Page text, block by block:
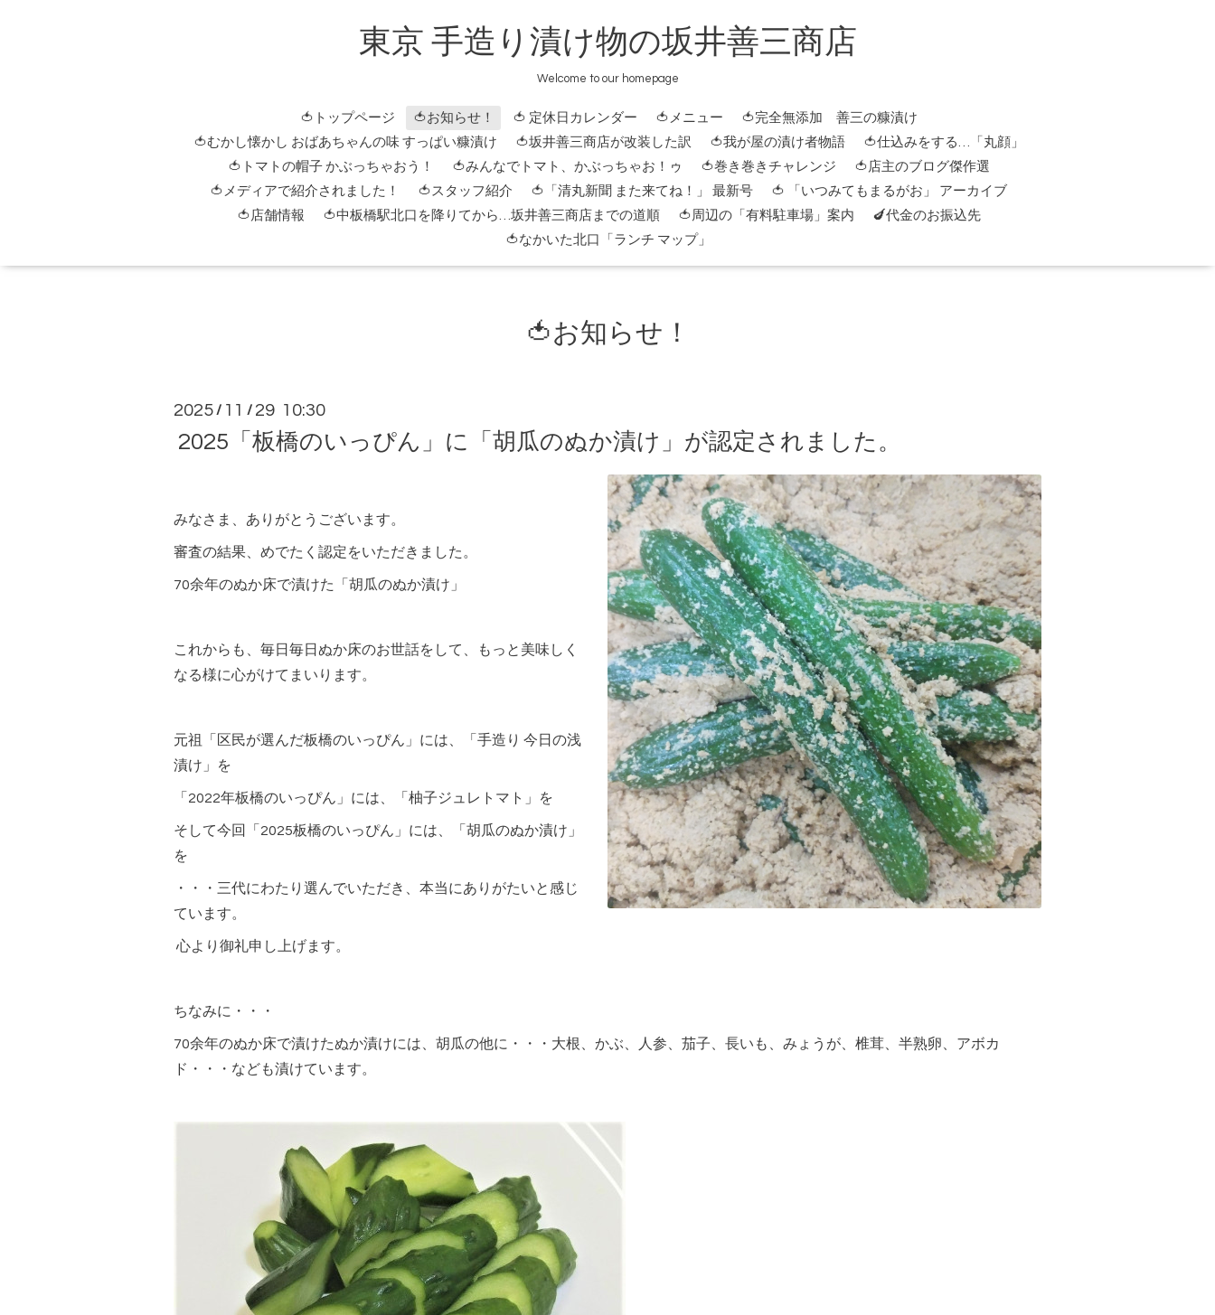
東京 手造り漬け物の坂井善三商店
Welcome to our homepage
🍅トップページ 🍅お知らせ！ 🍅 定休日カレンダー 🍅メニュー
🍅完全無添加 善三の糠漬け
🍅むかし懐かし おばあちゃんの味 すっぱい糠漬け
🍅坂井善三商店が改装した訳 🍅我が屋の漬け者物語
🍅仕込みをする…「丸顔」
🍅トマトの帽子 かぶっちゃおう！
🍅みんなでトマト、かぶっちゃお！ゥ 🍅巻き巻きチャレンジ
🍅店主のブログ傑作選
🍅メディアで紹介されました！
🍅スタッフ紹介 🍅「清丸新聞 また来てね！」 最新号
🍅 「いつみてもまるがお」 アーカイブ
🍅店舗情報
🍅中板橋駅北口を降りてから…坂井善三商店までの道順 🍅周辺の「有料駐車場」案内
🍆代金のお振込先
🍅なかいた北口「ランチ マップ」
🍅お知らせ！
2025 / 11 / 29 10:30
2025「板橋のいっぴん」に「胡瓜のぬか漬け」が認定されました。
みなさま、ありがとうございます。
審査の結果、めでたく認定をいただきました。
70余年のぬか床で漬けた「胡瓜のぬか漬け」
これからも、毎日毎日ぬか床のお世話をして、もっと美味しく
なる様に心がけてまいります。
元祖「区民が選んだ板橋のいっぴん」には、「手造り 今日の浅
漬け」を
「2022年板橋のいっぴん」には、「柚子ジュレトマト」を
そして今回「2025板橋のいっぴん」には、「胡瓜のぬか漬け」
を
・・・三代にわたり選んでいただき、本当にありがたいと感じ
ています。
心より御礼申し上げます。
ちなみに・・・
70余年のぬか床で漬けたぬか漬けには、胡瓜の他に・・・大根、かぶ、人参、茄子、長いも、みょうが、椎茸、半熟卵、アボカ
ド・・・なども漬けています。